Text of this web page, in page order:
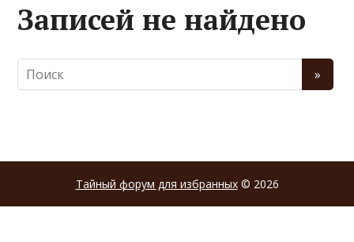
Записей не найдено
Тайный форум для избранных© 2026